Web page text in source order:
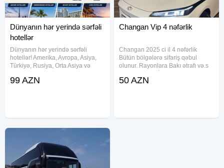
Dünyanın hər yerində sərfəli
hotellər
Dünyanın hər yerində sərfəli
hotellər! Amerika, Avropa, Asiya,
Türkiyə, Rusiya, Orta Asiya və
4★ və 5★ hotellər Büdcənizə
99 AZN
Changan Vip 4 nəfərlik
Changan 2025 ci il 4 nəfərlik
Bütün bölgələrə sifariş qəbul
olunur. Rayonlara Bakı ətrafı və.s
üçün buyurun
50 AZN